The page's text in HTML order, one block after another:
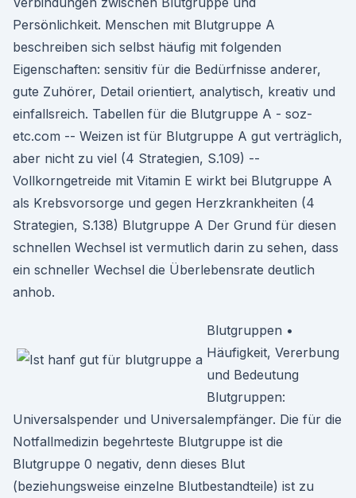
Persönlichkeit. Menschen mit Blutgruppe A
beschreiben sich selbst häufig mit folgenden
Eigenschaften: sensitiv für die Bedürfnisse anderer,
gute Zuhörer, Detail orientiert, analytisch, kreativ und
einfallsreich. Tabellen für die Blutgruppe A - soz-
etc.com -- Weizen ist für Blutgruppe A gut verträglich,
aber nicht zu viel (4 Strategien, S.109) --
Vollkorngetreide mit Vitamin E wirkt bei Blutgruppe A
als Krebsvorsorge und gegen Herzkrankheiten (4
Strategien, S.138) Blutgruppe A Der Grund für diesen
schnellen Wechsel ist vermutlich darin zu sehen, dass
ein schneller Wechsel die Überlebensrate deutlich
anhob.
Blutgruppen •
Häufigkeit, Vererbung
und Bedeutung
Blutgruppen:
Universalspender und Universalempfänger. Die für die
Notfallmedizin begehrteste Blutgruppe ist die
Blutgruppe 0 negativ, denn dieses Blut
(beziehungsweise einzelne Blutbestandteile) ist zu